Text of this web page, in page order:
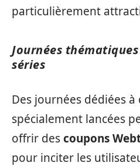
particulièrement
Journées
séries
Des journées dédiées
spécialement lancées
offrir descoupons
pour inciter les